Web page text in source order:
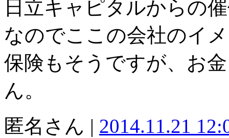
日立キャピタルからの
なのでここの会社のイ
保険もそうですが、お
ん。
匿名さん | 2014.11.21